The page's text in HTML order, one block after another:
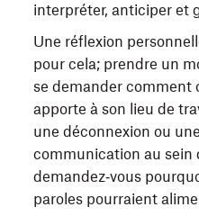
interpréter, anticiper et
Une réflexion
pour cela; prendre un
se demander comment
apporte à son lieu de
une déconnexion ou
communication au sein
demandez‑vous
paroles pourraient